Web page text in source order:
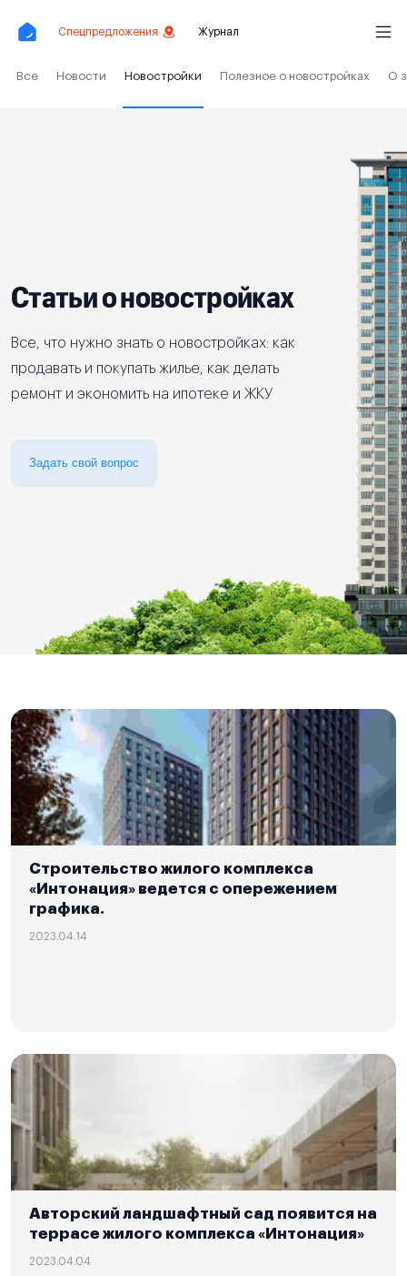
Спецпредложения Журнал
Все Новости Новостройки Полезное о новостройках О
Статьи о новостройках
Все, что нужно знать о новостройках: как
продавать и покупать жилье, как делать
ремонт и экономить на ипотеке и ЖКУ
Задать свой вопрос
Строительство жилого комплекса
«Интонация» ведется с опережением
графика.
2023.04.14
Авторский ландшафтный сад появится на
террасе жилого комплекса «Интонация»
2023.04.04